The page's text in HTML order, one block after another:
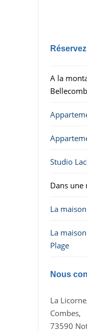
A la
Studio
Dans une
La
La
Plage
Nous
La
Combes,
73590